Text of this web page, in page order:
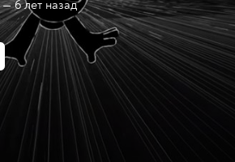
— 6 лет назад